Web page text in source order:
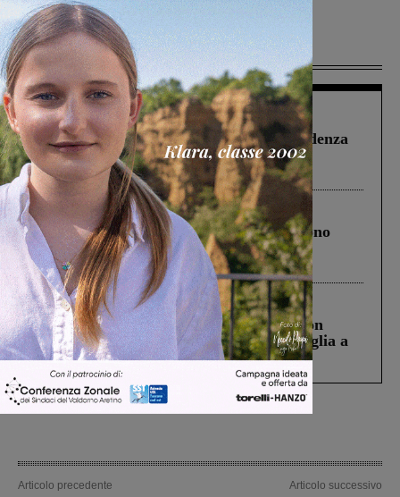
Più lette
Figline Incisa Valdarno 1 Agosto 2026
Piscina di Figline finanziata oltre la scadenza
Pnrr, il gruppo di Fratelli d’Italia: “Un
ringraziamento al Governo”
Cronaca 4 Agosto 2026
Un anno fa la strage in A1 in cui morirono
Gianni, Giulia e Franco. Lo schianto, il
processo, lo stop ai sorpassi fra tir....
Cronaca 3 Agosto 2026
Scomparso da una struttura di Castiglion
Fiorentino l’uomo che aveva ucciso la figlia a
Levane nel 2020
Articolo precedente
Articolo successivo